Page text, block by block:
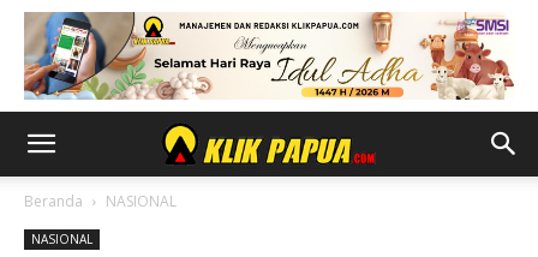
Beranda NASIONAL
NASIONAL